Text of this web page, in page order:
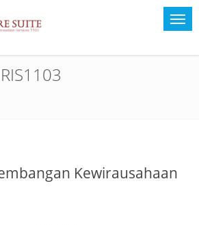
Kewirausahaan